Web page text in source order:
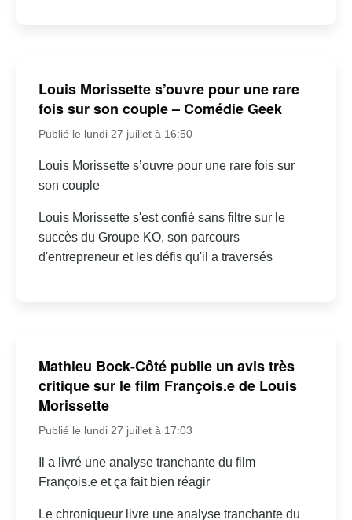
Louis Morissette s’ouvre pour une rare
fois sur son couple – Comédie Geek
Publié le lundi 27 juillet à 16:50
Louis Morissette s’ouvre pour une rare fois sur
son couple
Louis Morissette s'est confié sans filtre sur le
succès du Groupe KO, son parcours
d'entrepreneur et les défis qu'il a traversés
Mathieu Bock-Côté publie un avis très
critique sur le film François.e de Louis
Morissette
Publié le lundi 27 juillet à 17:03
Il a livré une analyse tranchante du film
François.e et ça fait bien réagir
Le chroniqueur livre une analyse tranchante du